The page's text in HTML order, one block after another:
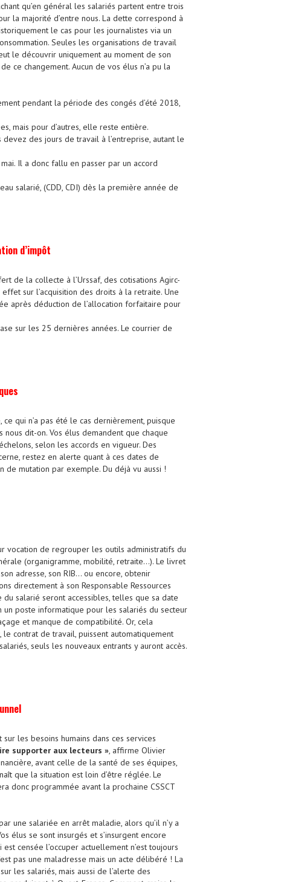
qu’en général les salariés partent entre trois
la majorité d’entre nous. La dette correspond à
le cas pour les journalistes via un
Seules les organisations de travail
le découvrir uniquement au moment de son
ce changement. Aucun de vos élus n’a pu la
pendant la période des congés d’été 2018,
mais pour d’autres, elle reste entière.
des jours de travail à l’entreprise, autant le
Il a donc fallu en passer par un accord
salarié, (CDD, CDI) dès la première année de
d’impôt
de la collecte à l’Urssaf, des cotisations Agirc-
sur l’acquisition des droits à la retraite. Une
après déduction de l’allocation forfaitaire pour
sur les 25 dernières années. Le courrier de
qui n’a pas été le cas dernièrement, puisque
dit-on. Vos élus demandent que chaque
selon les accords en vigueur. Des
restez en alerte quant à ces dates de
de mutation par exemple. Du déjà vu aussi !
vocation de regrouper les outils administratifs du
(organigramme, mobilité, retraite…). Le livret
adresse, son RIB… ou encore, obtenir
directement à son Responsable Ressources
salarié seront accessibles, telles que sa date
un poste informatique pour les salariés du secteur
et manque de compatibilité. Or, cela
contrat de travail, puissent automatiquement
seuls les nouveaux entrants y auront accès.
les besoins humains dans ces services
supporter aux lecteurs », affirme Olivier
avant celle de la santé de ses équipes,
que la situation est loin d’être réglée. Le
donc programmée avant la prochaine CSSCT
une salariée en arrêt maladie, alors qu’il n’y a
élus se sont insurgés et s’insurgent encore
censée l’occuper actuellement n’est toujours
pas une maladresse mais un acte délibéré ! La
les salariés, mais aussi de l’alerte des